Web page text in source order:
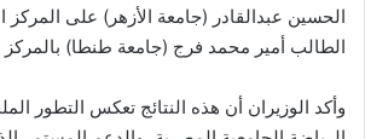
الحسين عبدالقادر (جامعة الأزهر) على المركز
الطالب أمير محمد فرج (جامعة طنطا) بالمركز
وأكد الوزيران أن هذه النتائج تعكس التطور